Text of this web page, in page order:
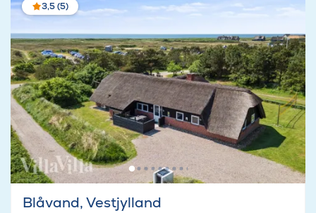
3,5 (5)
Blåvand, Vestjylland